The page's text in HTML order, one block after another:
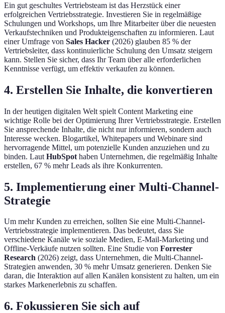
Ein gut geschultes Vertriebsteam ist das Herzstück einer
erfolgreichen Vertriebsstrategie. Investieren Sie in regelmäßige
Schulungen und Workshops, um Ihre Mitarbeiter über die neuesten
Verkaufstechniken und Produkteigenschaften zu informieren. Laut
einer Umfrage von Sales Hacker (2026) glauben 85 % der
Vertriebsleiter, dass kontinuierliche Schulung den Umsatz steigern
kann. Stellen Sie sicher, dass Ihr Team über alle erforderlichen
Kenntnisse verfügt, um effektiv verkaufen zu können.
4. Erstellen Sie Inhalte, die konvertieren
In der heutigen digitalen Welt spielt Content Marketing eine
wichtige Rolle bei der Optimierung Ihrer Vertriebsstrategie. Erstellen
Sie ansprechende Inhalte, die nicht nur informieren, sondern auch
Interesse wecken. Blogartikel, Whitepapers und Webinare sind
hervorragende Mittel, um potenzielle Kunden anzuziehen und zu
binden. Laut HubSpot haben Unternehmen, die regelmäßig Inhalte
erstellen, 67 % mehr Leads als ihre Konkurrenten.
5. Implementierung einer Multi-Channel-
Strategie
Um mehr Kunden zu erreichen, sollten Sie eine Multi-Channel-
Vertriebsstrategie implementieren. Das bedeutet, dass Sie
verschiedene Kanäle wie soziale Medien, E-Mail-Marketing und
Offline-Verkäufe nutzen sollten. Eine Studie von Forrester
Research (2026) zeigt, dass Unternehmen, die Multi-Channel-
Strategien anwenden, 30 % mehr Umsatz generieren. Denken Sie
daran, die Interaktion auf allen Kanälen konsistent zu halten, um ein
starkes Markenerlebnis zu schaffen.
6. Fokussieren Sie sich auf